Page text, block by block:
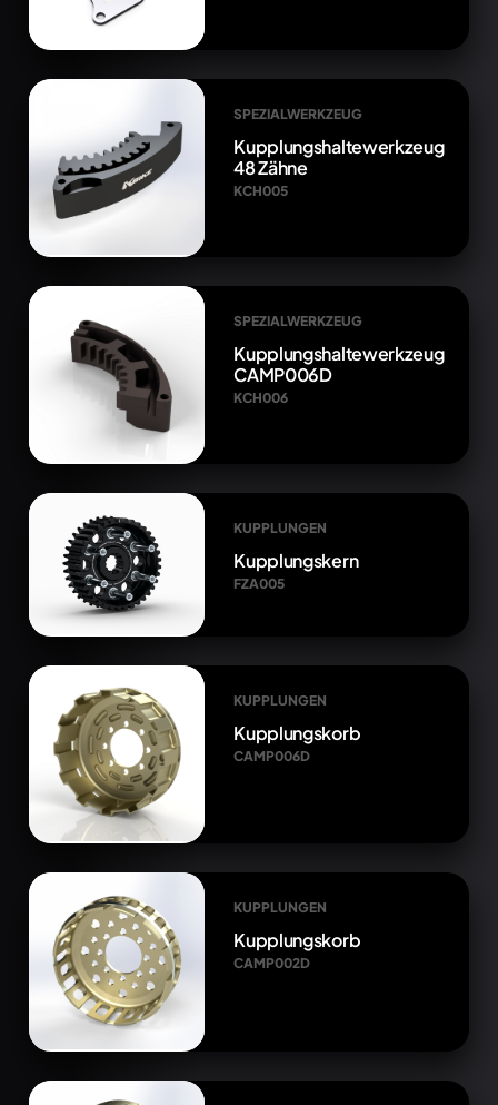
SPEZIALWERKZEUG
Kupplungshaltewerkzeug
48 Zähne
KCH005
SPEZIALWERKZEUG
Kupplungshaltewerkzeug
CAMP006D
KCH006
KUPPLUNGEN
Kupplungskern
FZA005
KUPPLUNGEN
Kupplungskorb
CAMP006D
KUPPLUNGEN
Kupplungskorb
CAMP002D